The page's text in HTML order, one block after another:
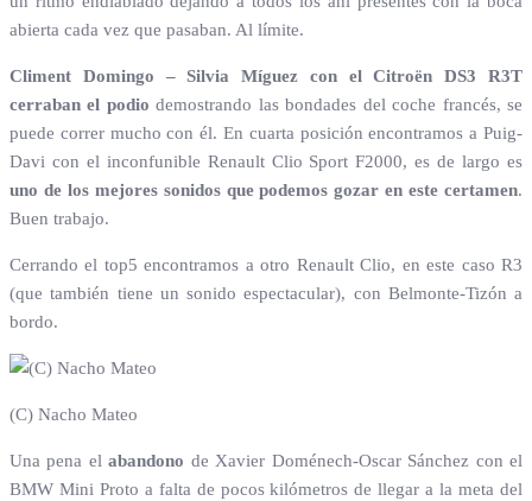
abierta cada vez que pasaban. Al límite.
Climent Domingo – Silvia Míguez con el Citroën DS3 R3T
cerraban el podio demostrando las bondades del coche francés, se
puede correr mucho con él. En cuarta posición encontramos a Puig-
Davi con el inconfunible Renault Clio Sport F2000, es de largo es
uno de los mejores sonidos que podemos gozar en este certamen.
Buen trabajo.
Cerrando el top5 encontramos a otro Renault Clio, en este caso R3
(que también tiene un sonido espectacular), con Belmonte-Tizón a
bordo.
(C) Nacho Mateo
Una pena elabandono de Xavier Doménech-Oscar Sánchez con el
BMW Mini Proto a falta de pocos kilómetros de llegar a la meta del